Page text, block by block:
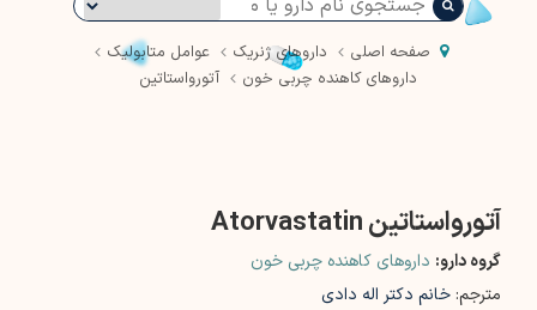
صفحه اصلی داروهای ژنریک
عوامل متابولیک
داروهای کاهنده چربی خون
آتورواستاتین
آتورواستاتین Atorvastatin
گروه دارو: داروهای کاهنده چربی خون
مترجم: خانم دکتر اله دادی